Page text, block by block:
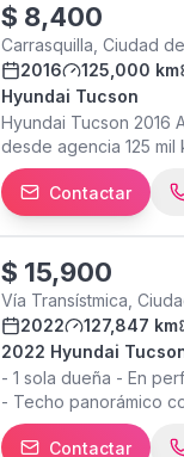
$ 8,400
Carrasquilla, Ciudad
2016
125,000 km
Hyundai Tucson
Hyundai Tucson 2016
desde agencia 125
Maletero amplio
DUREX.CALLE
Contactar
$ 15,900
Vía Transístmica,
2022
127,847 km
2022 Hyundai
- 1 sola dueña - En
- Techo panorámico
Contactar